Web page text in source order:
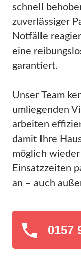
schnell
zuverlässiger
Notfälle
eine
garantiert.
Unser Team
umliegenden
arbeiten
damit Ihre
möglich
Einsatzzeiten
an – auch
0157